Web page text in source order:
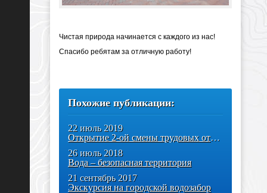
Чистая природа начинается с каждого из нас!
Спасибо ребятам за отличную работу!
Похожие публикации:
22 июль 2019
Открытие 2-ой смены трудовых отрядов под патронатом Главы
26 июль 2018
Вода – безопасная территория
21 сентябрь 2017
Экскурсия на городской водозабор